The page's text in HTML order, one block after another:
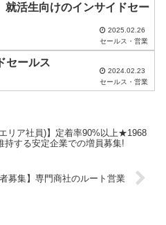
就活生向けのインサイドセー
2025.02.26
セールス・営業
セールス
2024.02.23
セールス・営業
リア社員)】定着率90%以上★1968
持する安定企業での増員募集!
者募集】専門商社のルート営業